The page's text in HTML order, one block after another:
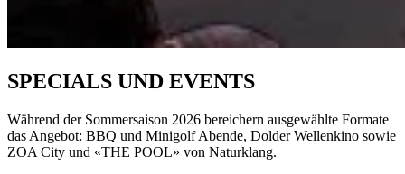
SPECIALS UND EVENTS
Während der Sommersaison 2026 bereichern ausgewählte Formate
das Angebot: BBQ und Minigolf Abende, Dolder Wellenkino sowie
ZOA City und «THE POOL» von Naturklang.